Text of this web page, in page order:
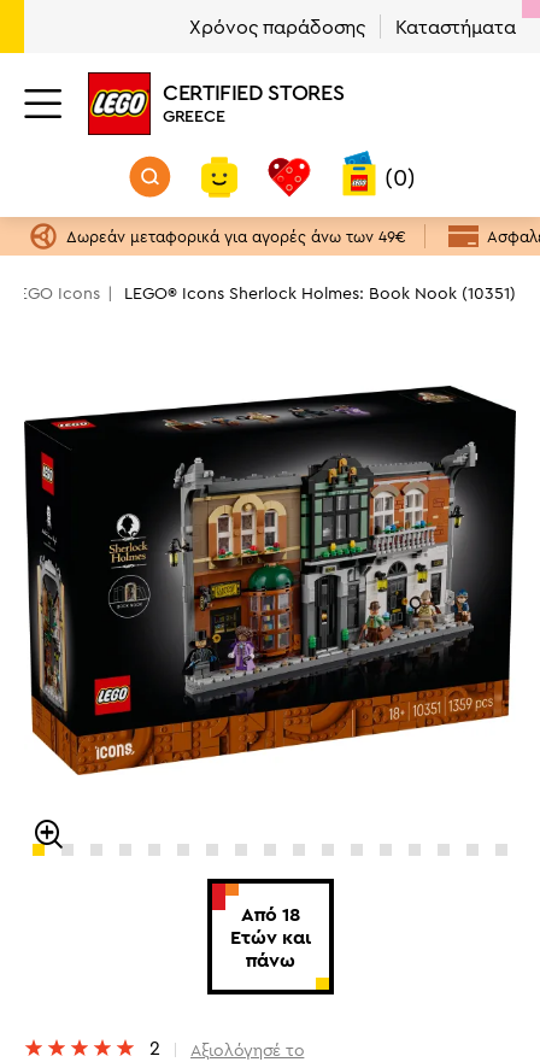
Χρόνος παράδοσης Καταστήματα
CERTIFIED STORES
GREECE
(0)
Δωρεάν μεταφορικά για αγορές άνω των 49€
LEGO Icons LEGO® Icons Sherlock Holmes: Book Nook (10351)
Από 18
Ετών και
πάνω
2 Αξιολόγησέ το